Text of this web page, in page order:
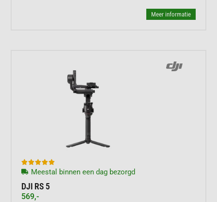
Meer informatie

Meestal binnen een dag bezorgd
DJI RS 5
569,-